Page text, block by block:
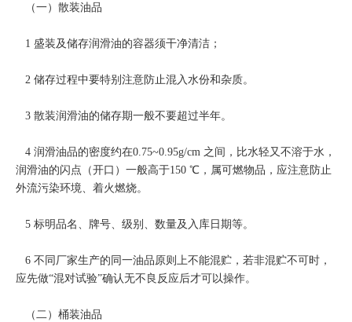
（一）散装油品
1 盛装及储存润滑油的容器须干净清洁；
2 储存过程中要特别注意防止混入水份和杂质。
3 散装润滑油的储存期一般不要超过半年。
4 润滑油品的密度约在0.75~0.95g/cm 之间，比水轻又不溶于水，
润滑油的闪点（开口）一般高于150 ℃，属可燃物品，应注意防止
外流污染环境、着火燃烧。
5 标明品名、牌号、级别、数量及入库日期等。
6 不同厂家生产的同一油品原则上不能混贮，若非混贮不可时，
应先做“混对试验”确认无不良反应后才可以操作。
（二）桶装油品